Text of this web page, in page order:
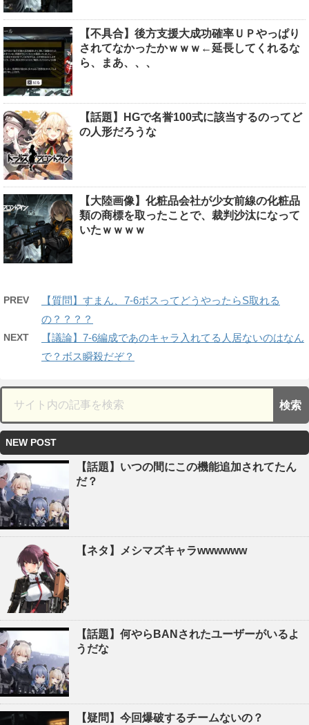
【不具合】後方支援大成功確率ＵＰやっぱり
されてなかったかｗｗｗ←延長してくれるな
ら、まあ、、、
【話題】HGで名誉100式に該当するのってど
の人形だろうな
【大陸画像】化粧品会社が少女前線の化粧品
類の商標を取ったことで、裁判沙汰になって
いたｗｗｗｗ
PREV
【質問】すまん、7-6ボスってどうやったらS取れる
の？？？？
NEXT
【議論】7-6編成であのキャラ入れてる人居ないのはなん
で？ボス瞬殺だぞ？
NEW POST
【話題】いつの間にこの機能追加されてたん
だ？
【ネタ】メシマズキャラwwwwww
【話題】何やらBANされたユーザーがいるよ
うだな
【疑問】今回爆破するチームないの？